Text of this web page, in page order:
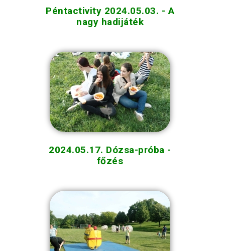
Péntactivity 2024.05.03. - A
nagy hadijáték
2024.05.17. Dózsa-próba -
főzés